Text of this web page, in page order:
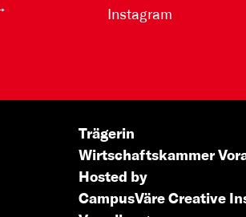
Instagram
Trägerin
Wirtschaftskammer
Hosted by
CampusVäre Creative